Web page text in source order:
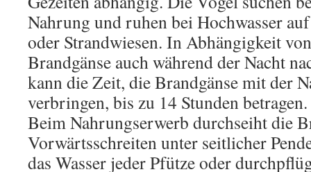
Nahrung und ruhen bei Hochwasser
oder Strandwiesen. In Abhängigkeit
Brandgänse auch während der Nacht
kann die Zeit, die Brandgänse mit der
verbringen, bis zu 14 Stunden betragen.
Beim Nahrungserwerb durchseiht die
Vorwärtsschreiten unter seitlicher
das Wasser jeder Pfütze oder